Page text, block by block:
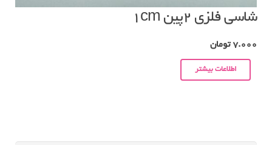
شاسی فلزی ۲پین ۱cm
7.000 تومان
اطلاعات بیشتر